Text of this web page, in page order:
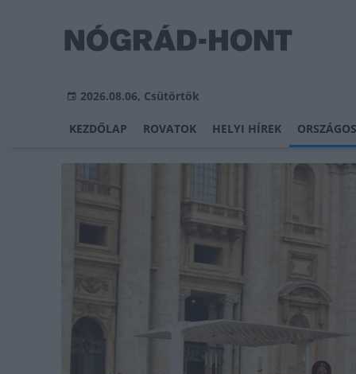
2026.08.06, Csütörtök
KEZDŐLAP ROVATOK HELYI HÍREK